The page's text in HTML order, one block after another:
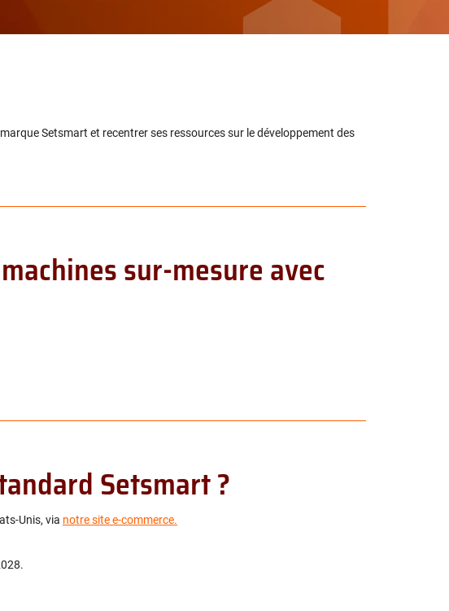
Setsmart et recentrer ses ressources sur le développement des
sur-mesure avec
Setsmart ?
Unis, via notre site e-commerce.